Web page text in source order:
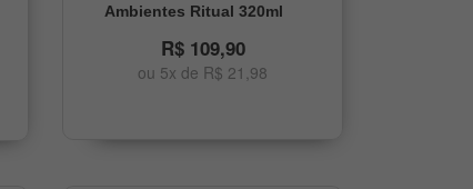
Ambientes Ritual 320ml
R$ 109,90
ou 5x de R$ 21,98